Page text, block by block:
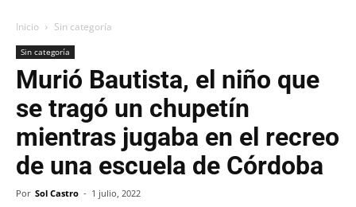
Inicio Sin categoría
Sin categoría
Murió Bautista, el niño que
se tragó un chupetín
mientras jugaba en el recreo
de una escuela de Córdoba
Por Sol Castro - 1 julio, 2022